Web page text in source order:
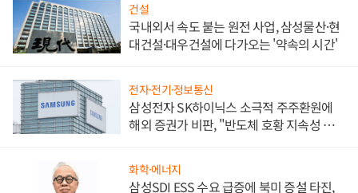
건설
국내외서 속도 붙는 원전 사업, 삼성물산·현
대건설·대우건설에 다가오는 '약속의 시간'
전자·전기·정보통신
삼성전자 SK하이닉스 소극적 주주환원에
해외 증권가 비판, "반도체 호황 지속성 의
화학·에너지
삼성SDI ESS 수요 급증에 북미 증설 타진,